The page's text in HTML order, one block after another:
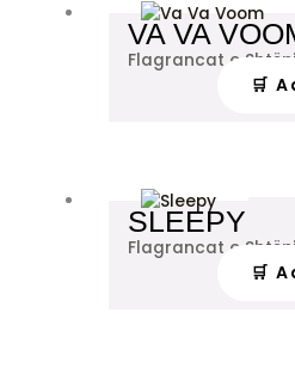
VA VA
Flagrancat e
🛒
SLEEPY
Flagrancat e
🛒